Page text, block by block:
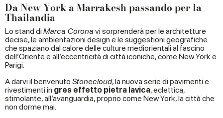
Da New York a Marrakesh passando per la
Thailandia
Lo stand diMarca Corona vi sorprenderà per le architetture
decise, le ambientazioni design e le suggestioni geografiche
che spaziano dal calore delle culture mediorientali al fascino
dell’Oriente e all’eccentricità di città iconiche, come New York e
Parigi.
A darvi il benvenuto Stonecloud, la nuova serie di pavimenti e
rivestimenti in gres effetto pietra lavica, eclettica,
stimolante, all’avanguardia, proprio come New York, la città che
non dorme mai.